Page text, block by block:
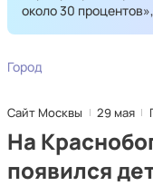
около 30
Город
Сайт Москвы 29 мая
На
появился